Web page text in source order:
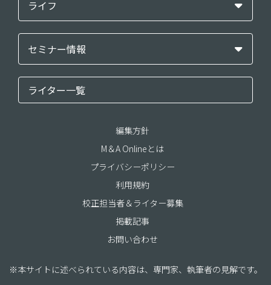
ライフ
セミナー情報
ライター一覧
編集方針
M＆A Onlineとは
プライバシーポリシー
利用規約
校正担当者＆ライター募集
掲載記事
お問い合わせ
※本サイトに述べられている内容は、専門家、執筆者の見解です。